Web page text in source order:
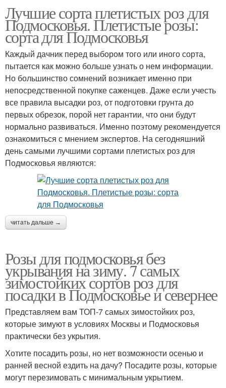
Лучшие сорта плетистых роз для
Подмосковья. Плетистые розы:
сорта для Подмосковья
Каждый дачник перед выбором того или иного сорта,
пытается как можно больше узнать о нем информации.
Но большинство сомнений возникает именно при
непосредственной покупке саженцев. Даже если учесть
все правила высадки роз, от подготовки грунта до
первых обрезок, порой нет гарантии, что они будут
нормально развиваться. Именно поэтому рекомендуется
ознакомиться с мнением экспертов. На сегодняшний
день самыми лучшими сортами плетистых роз для
Подмосковья являются:
читать дальше →
Розы для подмосковья без
укрывания на зиму. 7 самых
зимостойких сортов роз для
посадки в Подмосковье и севернее
Представляем вам ТОП-7 самых зимостойких роз,
которые зимуют в условиях Москвы и Подмосковья
практически без укрытия.
Хотите посадить розы, но нет возможности осенью и
ранней весной ездить на дачу? Посадите розы, которые
могут перезимовать с минимальным укрытием.